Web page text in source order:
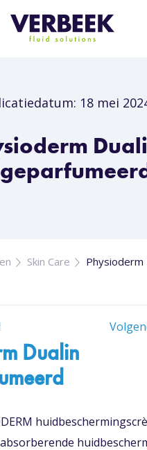
18 mei
Skin Care
Physioderm
Dualin